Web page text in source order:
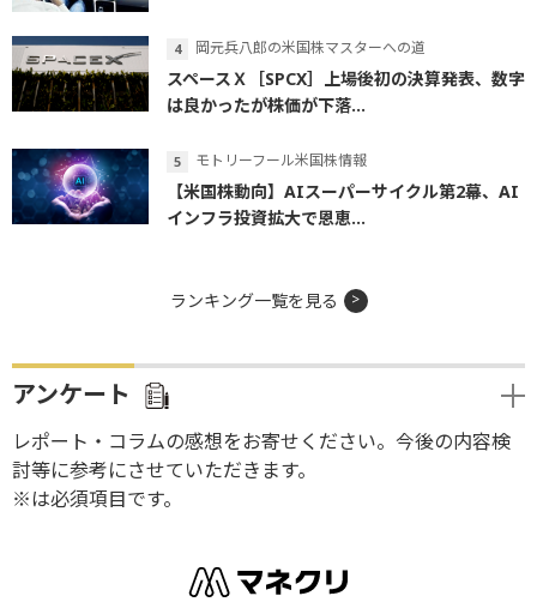
岡元兵八郎の米国株マスターへの道
スペースＸ［SPCX］上場後初の決算発表、数字
は良かったが株価が下落...
モトリーフール米国株情報
【米国株動向】AIスーパーサイクル第2幕、AI
インフラ投資拡大で恩恵...
ランキング一覧を見る
アンケート
レポート・コラムの感想をお寄せください。今後の内容検
討等に参考にさせていただきます。
※は必須項目です。